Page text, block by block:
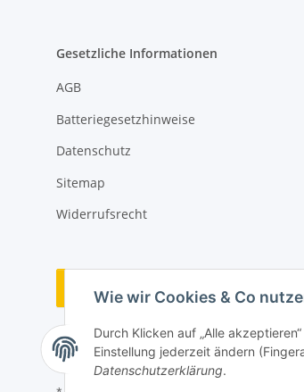
Wie wir Cookies & Co
Durch Klicken auf „Alle
Einstellung jederzeit ändern
Datenschutzerklärung.
Gesetzliche Informationen
AGB
Batteriegesetzhinweise
Datenschutz
Sitemap
Widerrufsrecht
Vertrag widerrufen